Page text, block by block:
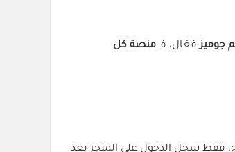
جوميزفعّال، فـمنصة كل
الخليج. فقط سجل الدخول على المتجر بعد